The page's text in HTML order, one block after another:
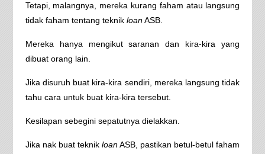
Tetapi, malangnya, mereka kurang faham atau langsung
tidak faham tentang teknik loanASB.
Mereka hanya mengikut saranan dan kira-kira yang
dibuat orang lain.
Jika disuruh buat kira-kira sendiri, mereka langsung tidak
tahu cara untuk buat kira-kira tersebut.
Kesilapan sebegini sepatutnya dielakkan.
Jika nak buat teknik loanASB, pastikan betul-betul faham